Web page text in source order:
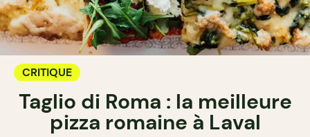
CRITIQUE
Taglio di Roma : la meilleure
pizza romaine à Laval